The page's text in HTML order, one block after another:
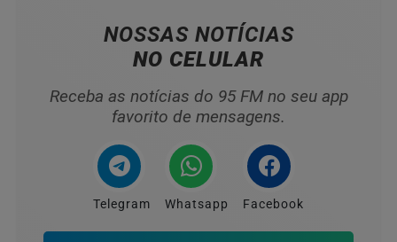
NOSSAS NOTÍCIAS
NO CELULAR
Receba as notícias do 95 FM no seu app
favorito de mensagens.
Telegram Whatsapp Facebook